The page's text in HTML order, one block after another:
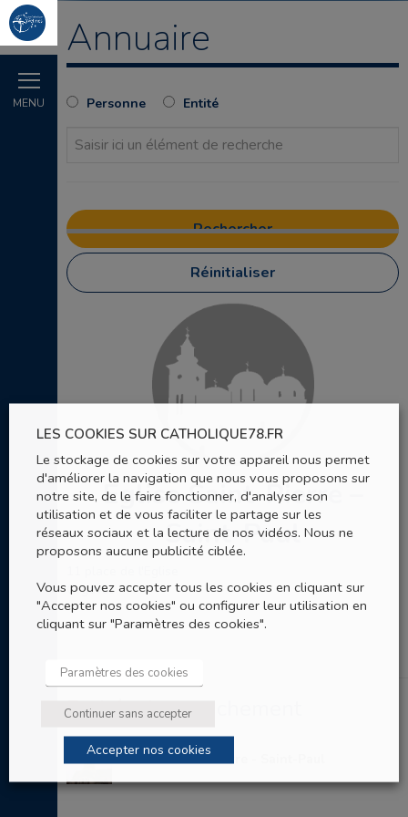
MENU
Annuaire
Personne Entité
Réinitialiser
Eglise Saint-Pierre –
Saint-Paul
Orgeval
Entités de rattachement
Paroisse Saint-Pierre - Saint-Paul
LES COOKIES SUR CATHOLIQUE78.FR
Le stockage de cookies sur votre appareil nous permet
d'améliorer la navigation que nous vous proposons sur
notre site, de le faire fonctionner, d'analyser son
utilisation et de vous faciliter le partage sur les
réseaux sociaux et la lecture de nos vidéos. Nous ne
proposons aucune publicité ciblée.
Vous pouvez accepter tous les cookies en cliquant sur
"Accepter nos cookies" ou configurer leur utilisation en
cliquant sur "Paramètres des cookies".
Paramètres des cookies
Continuer sans accepter
Accepter nos cookies